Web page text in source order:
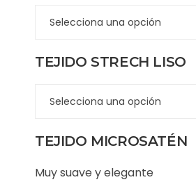
TEJIDO STRECH LISO
TEJIDO MICROSATÉN
Muy suave y elegante